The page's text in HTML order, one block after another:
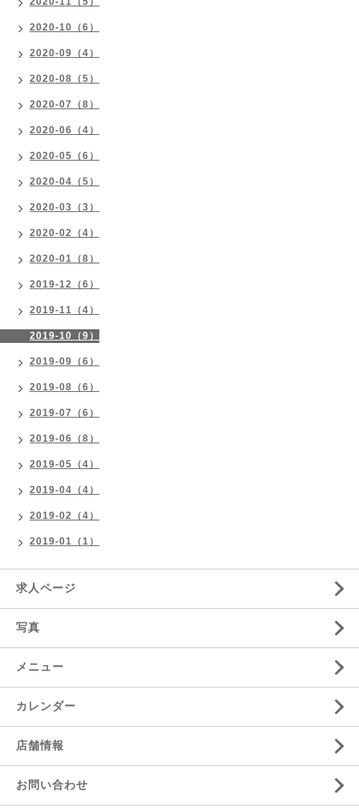
2020-10（6）
2020-09（4）
2020-08（5）
2020-07（8）
2020-06（4）
2020-05（6）
2020-04（5）
2020-03（3）
2020-02（4）
2020-01（8）
2019-12（6）
2019-11（4）
2019-10（9）
2019-09（6）
2019-08（6）
2019-07（6）
2019-06（8）
2019-05（4）
2019-04（4）
2019-02（4）
2019-01（1）
求人ページ
写真
メニュー
カレンダー
店舗情報
お問い合わせ